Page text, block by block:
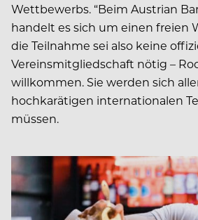
Wettbewerbs. “Beim Austrian
handelt es sich um einen freien
die Teilnahme sei also keine
Vereinsmitgliedschaft nötig –
willkommen. Sie werden sich
hochkarätigen internationalen
müssen.